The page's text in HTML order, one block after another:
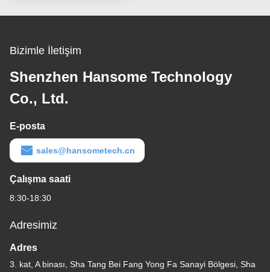
Bizimle İletişim
Shenzhen Hansome Technology
Co., Ltd.
E-posta
sales@hansometech.cn
Çalışma saati
8:30-18:30
Adresimiz
Adres
3. kat, A binası, Sha Tang Bei Fang Yong Fa Sanayi Bölgesi, Sha